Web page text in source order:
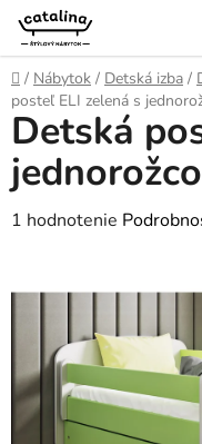
Prejsť
obsah
Domov
/ Nábytok / Detská izba /
posteľ ELI zelená s
Detská
Priemerné
5
hviezdičiek.
1 hodnotenie